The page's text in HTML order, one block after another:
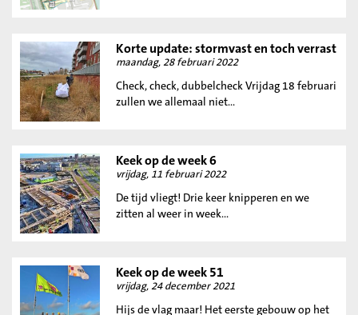
Korte update: stormvast en toch verrast
maandag, 28 februari 2022
Check, check, dubbelcheck Vrijdag 18 februari
zullen we allemaal niet...
Keek op de week 6
vrijdag, 11 februari 2022
De tijd vliegt! Drie keer knipperen en we
zitten al weer in week...
Keek op de week 51
vrijdag, 24 december 2021
Hijs de vlag maar! Het eerste gebouw op het